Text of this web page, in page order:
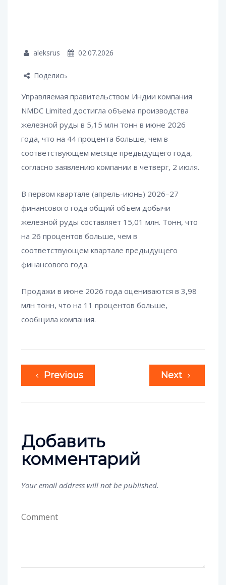
aleksrus 02.07.2026
Поделись
Управляемая правительством Индии компания
NMDC Limited достигла объема производства
железной руды в 5,15 млн тонн в июне 2026
года, что на 44 процента больше, чем в
соответствующем месяце предыдущего года,
согласно заявлению компании в четверг, 2 июля.
В первом квартале (апрель-июнь) 2026–27
финансового года общий объем добычи
железной руды составляет 15,01 млн. Тонн, что
на 26 процентов больше, чем в
соответствующем квартале предыдущего
финансового года.
Продажи в июне 2026 года оцениваются в 3,98
млн тонн, что на 11 процентов больше,
сообщила компания.
Previous Next
Добавить
комментарий
Your email address will not be published.